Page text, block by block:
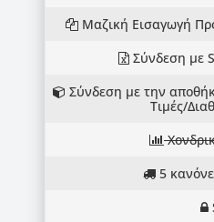
Μαζική Εισαγωγή
Σύνδεση με
Σύνδεση με την
Τιμές/
5